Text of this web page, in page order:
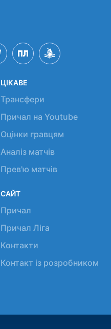
ЦІКАВЕ
Трансфери
Причал на Youtube
Оцінки гравцям
Аналіз матчів
Прев'ю матчів
САЙТ
Причал
Причал Ліга
Контакти
Контакт із розробником